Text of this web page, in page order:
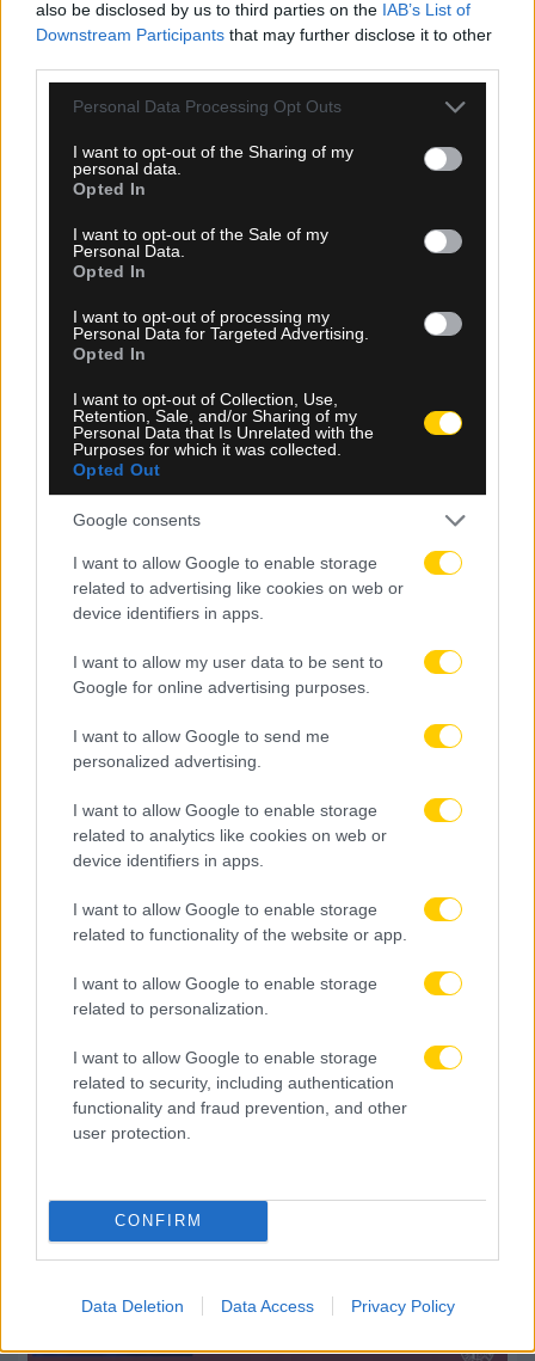
also be disclosed by us to third parties on the IAB’s List of
Downstream Participants that may further disclose it to other
Please note that this website/app uses one or more Google
not limited to your visit or usage behaviour. You may click to
grant or deny consent to Google and its third-party tags to
use your data for below specified purposes in below Google
consent section.
Personal Data Processing Opt Outs
I want to opt-out of the Sharing of my
personal data.
Opted In
I want to opt-out of the Sale of my
Personal Data.
Opted In
I want to opt-out of processing my
Personal Data for Targeted Advertising.
Opted In
I want to opt-out of Collection, Use,
Retention, Sale, and/or Sharing of my
Personal Data that Is Unrelated with the
Purposes for which it was collected.
Opted Out
Google consents
I want to allow Google to enable storage
related to advertising like cookies on web or
device identifiers in apps.
I want to allow my user data to be sent to
Google for online advertising purposes.
I want to allow Google to send me
personalized advertising.
I want to allow Google to enable storage
related to analytics like cookies on web or
device identifiers in apps.
I want to allow Google to enable storage
related to functionality of the website or app.
I want to allow Google to enable storage
related to personalization.
I want to allow Google to enable storage
related to security, including authentication
functionality and fraud prevention, and other
user protection.
CONFIRM
Data Deletion Data Access Privacy Policy
09.08.2026, 14:38
ΑΕΚ: Στο Παγκόσμιο Πρωτάθλημα καλλιτεχνικής
κολύμβησης η Νικολέτα Λύρα
09.08.2026, 14:20
EuroBasket U16: Η Ελλάδα ψάχνει την πρώτη νίκη
απέναντι στη Γεωργία